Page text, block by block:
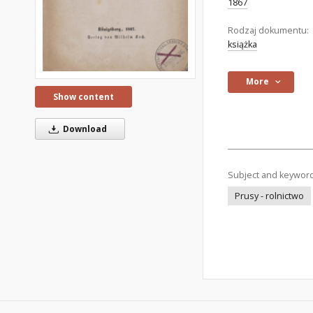
Show content
Download
1867
Rodzaj dokumentu:
książka
More
Subject and
Prusy - rolnictwo